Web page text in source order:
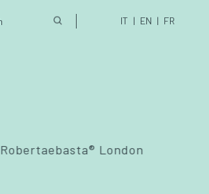
IT EN FR
Robertaebasta® London